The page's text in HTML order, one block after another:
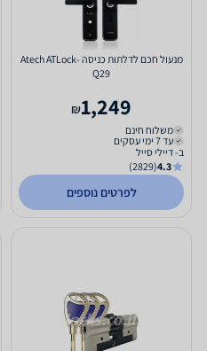
מנעול חכם לדלתות כניסה Atech ATLock-
Q29
1,249
₪
משלוח חינם
עד 7 ימי עסקים
ב- דיילי סייל
4.3
(2829)
לפרטים נוספים